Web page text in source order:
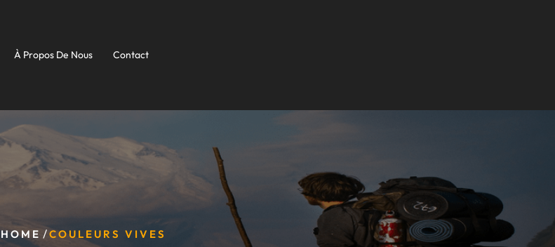
À Propos De Nous Contact
HOME /COULEURS VIVES